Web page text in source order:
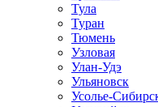
Тула
Туран
Тюмень
Узловая
Улан-Удэ
Ульяновск
Усолье-